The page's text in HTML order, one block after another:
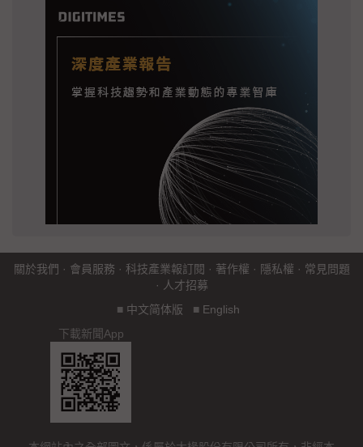
關於我們 · 會員服務 · 科技產業報訂閱 · 著作權 · 隱私權 · 常見問題
· 人才招募
■ 中文简体版 ■ English
下載新聞App